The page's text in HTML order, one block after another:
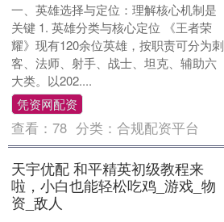
一、英雄选择与定位：理解核心机制是
关键 1. 英雄分类与核心定位 《王者荣
耀》现有120余位英雄，按职责可分为刺
客、法师、射手、战士、坦克、辅助六
大类。以202....
凭资网配资
查看：78 分类：合规配资平台
天宇优配 和平精英初级教程来
啦，小白也能轻松吃鸡_游戏_物
资_敌人